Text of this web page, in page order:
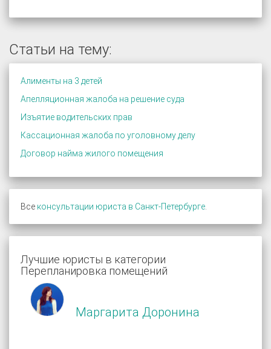
Статьи на тему:
Алименты на 3 детей
Апелляционная жалоба на решение суда
Изъятие водительских прав
Кассационная жалоба по уголовному делу
Договор найма жилого помещения
Все консультации юриста в Санкт-Петербурге.
Лучшие юристы в категории
Перепланировка помещений
Маргарита Доронина